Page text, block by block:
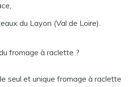
du Layon (Val de Loire).
fromage à raclette ?
seul et unique fromage à raclette